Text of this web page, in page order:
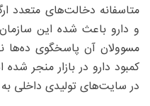
متاسفانه دخالت‌های متعدد
و دارو باعث شده این
مسوولان آن پاسخگوی ده‌ها
کمبود دارو در بازار منجر
در سایت‌های تولیدی داخلی